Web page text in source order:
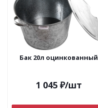
Бак 20л оцинкованный
1 045₽/шт